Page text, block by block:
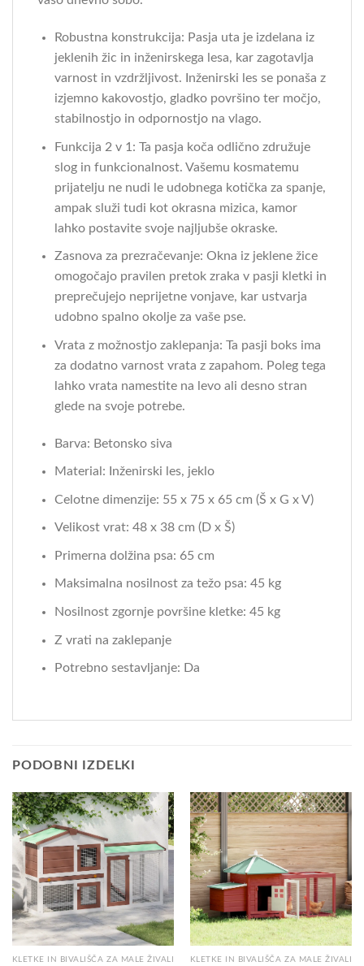
Robustna konstrukcija: Pasja uta je izdelana iz
jeklenih žic in inženirskega lesa, kar zagotavlja
varnost in vzdržljivost. Inženirski les se ponaša z
izjemno kakovostjo, gladko površino ter močjo,
stabilnostjo in odpornostjo na vlago.
Funkcija 2 v 1: Ta pasja koča odlično združuje
slog in funkcionalnost. Vašemu kosmatemu
prijatelju ne nudi le udobnega kotička za spanje,
ampak služi tudi kot okrasna mizica, kamor
lahko postavite svoje najljubše okraske.
Zasnova za prezračevanje: Okna iz jeklene žice
omogočajo pravilen pretok zraka v pasji kletki in
preprečujejo neprijetne vonjave, kar ustvarja
udobno spalno okolje za vaše pse.
Vrata z možnostjo zaklepanja: Ta pasji boks ima
za dodatno varnost vrata z zapahom. Poleg tega
lahko vrata namestite na levo ali desno stran
glede na svoje potrebe.
Barva: Betonsko siva
Material: Inženirski les, jeklo
Celotne dimenzije: 55 x 75 x 65 cm (Š x G x V)
Velikost vrat: 48 x 38 cm (D x Š)
Primerna dolžina psa: 65 cm
Maksimalna nosilnost za težo psa: 45 kg
Nosilnost zgornje površine kletke: 45 kg
Z vrati na zaklepanje
Potrebno sestavljanje: Da
PODOBNI IZDELKI
KLETKE IN BIVALIŠČA ZA MALE ŽIVALI KLETKE IN BIVALIŠČA ZA MALE ŽIVALI